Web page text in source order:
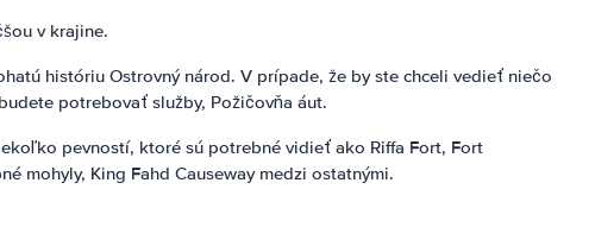
v krajine.
históriu Ostrovný národ. V prípade, že by ste chceli vedieť niečo
potrebovať služby, Požičovňa áut.
pevností, ktoré sú potrebné vidieť ako Riffa Fort, Fort
mohyly, King Fahd Causeway medzi ostatnými.